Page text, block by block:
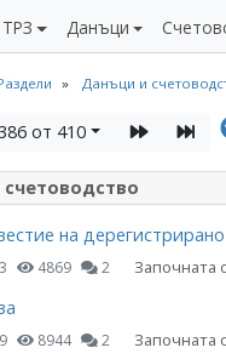
ТРЗ Данъци
Данъци и
от 410
на
4869 2 Започната
8944 2 Започната